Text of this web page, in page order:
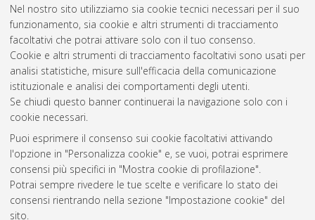
Nel nostro sito utilizziamo sia cookie tecnici necessari per il suo
funzionamento, sia cookie e altri strumenti di tracciamento
facoltativi che potrai attivare solo con il tuo consenso.
Cookie e altri strumenti di tracciamento facoltativi sono usati per
analisi statistiche, misure sull'efficacia della comunicazione
istituzionale e analisi dei comportamenti degli utenti.
Se chiudi questo banner continuerai la navigazione solo con i
cookie necessari.
Puoi esprimere il consenso sui cookie facoltativi attivando
l'opzione in "Personalizza cookie" e, se vuoi, potrai esprimere
consensi più specifici in "Mostra cookie di profilazione".
Potrai sempre rivedere le tue scelte e verificare lo stato dei
consensi rientrando nella sezione "Impostazione cookie" del
sito.
Abstract
Altri metadati
Gestione del documento:
Atom
Rss 1.0
Rss 2.0